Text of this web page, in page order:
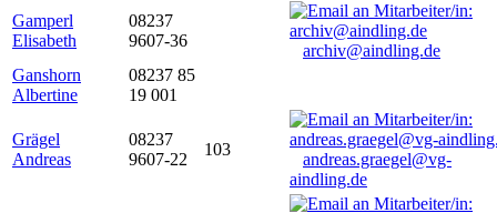
Gamperl
Elisabeth
08237
9607-36
archiv@aindling.de
Ganshorn
Albertine
08237 85
19 001
Grägel
Andreas
08237
9607-22
103
andreas.graegel@vg-
aindling.de